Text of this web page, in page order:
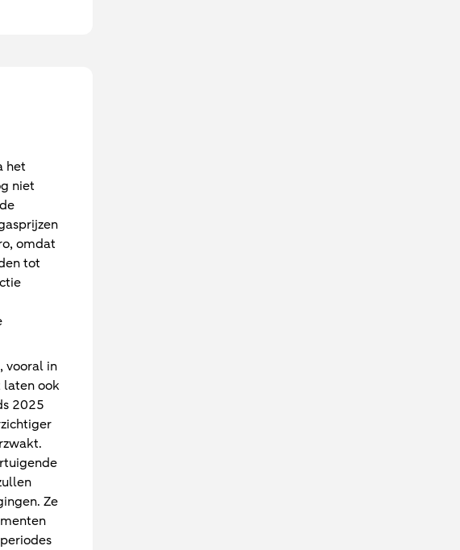
het
niet
omdat
tot
vooral in
laten ook
2025
Ze